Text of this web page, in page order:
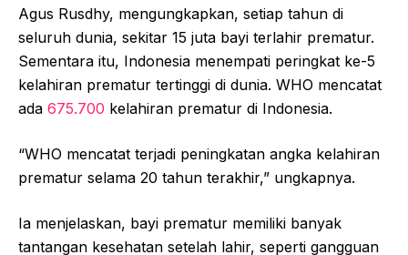
Agus Rusdhy, mengungkapkan, setiap tahun di
seluruh dunia, sekitar 15 juta bayi terlahir prematur.
Sementara itu, Indonesia menempati peringkat ke-5
kelahiran prematur tertinggi di dunia. WHO mencatat
ada 675.700 kelahiran prematur di Indonesia.
“WHO mencatat terjadi peningkatan angka kelahiran
prematur selama 20 tahun terakhir,” ungkapnya.
Ia menjelaskan, bayi prematur memiliki banyak
tantangan kesehatan setelah lahir, seperti gangguan